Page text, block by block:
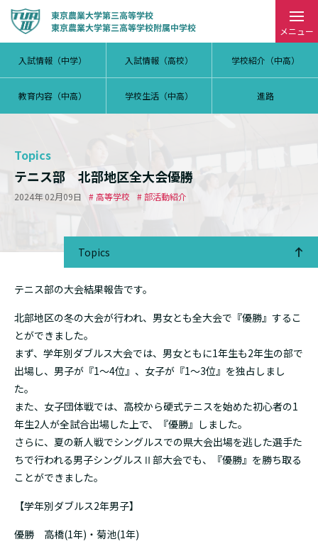
入試情報（中学） 入試情報（高校） 学校紹介（中高）
教育内容（中高） 学校生活（中高） 進路
メニュー
Topics
テニス部 北部地区全大会優勝
2024年 02月09日 # 高等学校 # 部活動紹介
Topics
テニス部の大会結果報告です。
北部地区の冬の大会が行われ、男女とも全大会で『優勝』するこ
とができました。
まず、学年別ダブルス大会では、男女ともに1年生も2年生の部で
出場し、男子が『1〜4位』、女子が『1〜3位』を独占しまし
た。
また、女子団体戦では、高校から硬式テニスを始めた初心者の1
年生2人が全試合出場した上で、『優勝』しました。
さらに、夏の新人戦でシングルスでの県大会出場を逃した選手た
ちで行われる男子シングルスⅡ部大会でも、『優勝』を勝ち取る
ことができました。
【学年別ダブルス2年男子】
優勝 高橋(1年)・菊池(1年)